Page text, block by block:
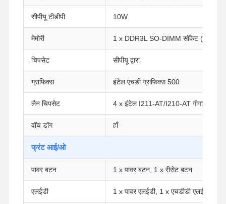
सीपीयू टीडीपी 10W
मेमोरी 1 x DDR3L SO-DIMM सॉकेट (8G
चिपसेट सीपीयू द्वारा
ग्राफिक्स इंटेल एचडी ग्राफिक्स 500
लैन चिपसेट 4 x इंटेल I211-AT/I210-AT गीगाबिट लैन
वॉच डॉग हाँ
फ्रंट आई/ओ
पावर बटन 1 x पावर बटन, 1 x रीसेट बटन
एलईडी 1 x पावर एलईडी, 1 x एचडीडी एलईडी